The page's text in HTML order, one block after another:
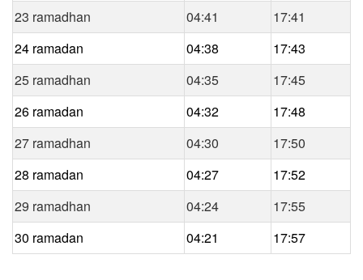
23 ramadhan
04:41
17:41
24 ramadan
04:38
17:43
25 ramadhan
04:35
17:45
26 ramadan
04:32
17:48
27 ramadhan
04:30
17:50
28 ramadan
04:27
17:52
29 ramadhan
04:24
17:55
30 ramadan
04:21 17:57